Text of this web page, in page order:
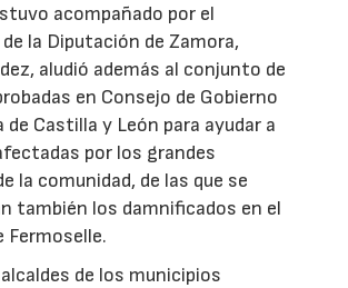
acompañado por el
la Diputación de Zamora,
aludió además al conjunto de
en Consejo de Gobierno
de Castilla y León para ayudar a
por los grandes
la comunidad, de las que se
también los damnificados en el
Fermoselle.
de los municipios